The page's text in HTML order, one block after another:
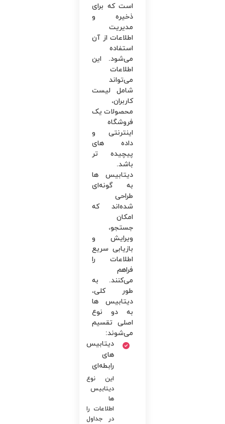
است که برای
ذخیره و
مدیریت
اطلاعات از آن
استفاده
می‌شود. این
اطلاعات
می‌تواند
شامل لیست
کاربران،
محصولات یک
فروشگاه
اینترنتی و
داده های
پیچیده تر
باشد.
دیتابیس ها
به گونه‌ای
طراحی
شده‌اند که
امکان
جستجو،
ویرایش و
بازیابی سریع
اطلاعات را
فراهم
می‌کنند. به
طور کلی،
دیتابیس ها
به دو نوع
اصلی تقسیم
می‌شوند:
دیتابیس
های
رابطه‌ای
این نوع
دیتابیس
ها
اطلاعات را
در جداول